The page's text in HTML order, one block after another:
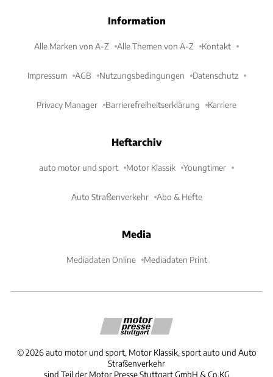
Information
Alle Marken von A-Z Alle Themen von A-Z Kontakt
Impressum AGB Nutzungsbedingungen Datenschutz
Privacy Manager Barrierefreiheitserklärung Karriere
Heftarchiv
auto motor und sport Motor Klassik Youngtimer
Auto Straßenverkehr Abo & Hefte
Media
Mediadaten Online Mediadaten Print
©2026 auto motor und sport, Motor Klassik, sport auto und Auto
Straßenverkehr
sind Teil der Motor Presse Stuttgart GmbH & Co.KG